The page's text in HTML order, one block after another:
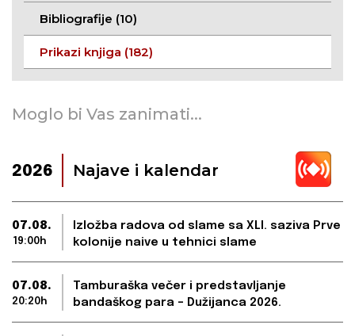
Bibliografije (10)
Prikazi knjiga (182)
Moglo bi Vas zanimati...
2026 Najave i kalendar
07.08.
19:00h
Izložba radova od slame sa XLI. saziva Prve
kolonije naive u tehnici slame
07.08.
20:20h
Tamburaška večer i predstavljanje
bandaškog para – Dužijanca 2026.